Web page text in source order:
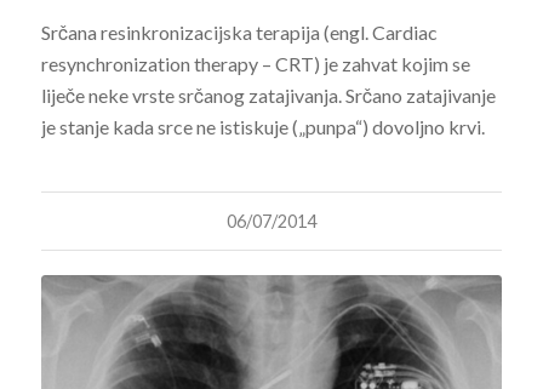
Srčana resinkronizacijska terapija (engl. Cardiac
resynchronization therapy – CRT) je zahvat kojim se
liječe neke vrste srčanog zatajivanja. Srčano zatajivanje
je stanje kada srce ne istiskuje („punpa“) dovoljno krvi.
06/07/2014